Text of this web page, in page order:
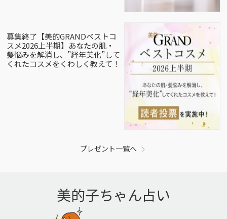
募集終了【美的GRANDベストコ
スメ2026上半期】あなたの肌・
髪悩みを解消し、”経年美化”して
くれたコスメをくわしく教えて！
プレゼント一覧へ
美的子ちゃん占い